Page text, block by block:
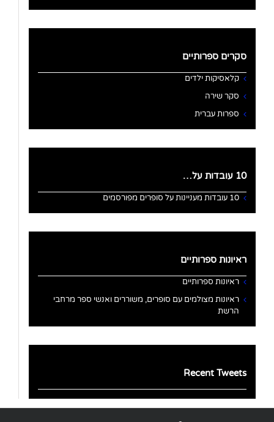
סקרים ספרותיים
קלאסיקות ילדים
סקר שירה
ספרות עברית
10 עובדות על…
10 עובדות מעניינות על סופרים מפורסמים
ראיונות ספרותיים
ראיונות ספרותיים
ראיונות מצולמים עם סופרים, משוררים ואנשי ספר מרחבי
הרשת
Recent Tweets